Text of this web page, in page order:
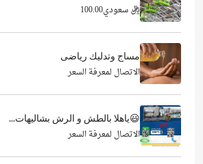
ريال سعودي100.00
مساج وتدليك رياضى
الاتصال لمعرفة السعر
😃ياهلا بالطش و الرش بشاليهات...
الاتصال لمعرفة السعر